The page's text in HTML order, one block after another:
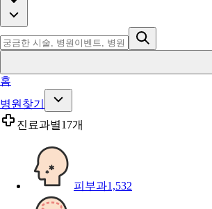
홈
병원찾기
진료과별17개
피부과1,532